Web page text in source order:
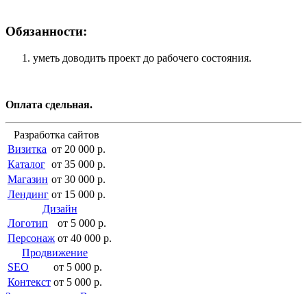
Обязанности:
уметь доводить проект до рабочего состояния.
Оплата сдельная.
Разработка сайтов
Визитка от 20 000 р.
Каталог от 35 000 р.
Магазин от 30 000 р.
Лендинг от 15 000 р.
Дизайн
Логотип
от 5 000 р.
Персонаж от 40 000 р.
Продвижение
SEO
от 5 000 р.
Контекст от 5 000 р.